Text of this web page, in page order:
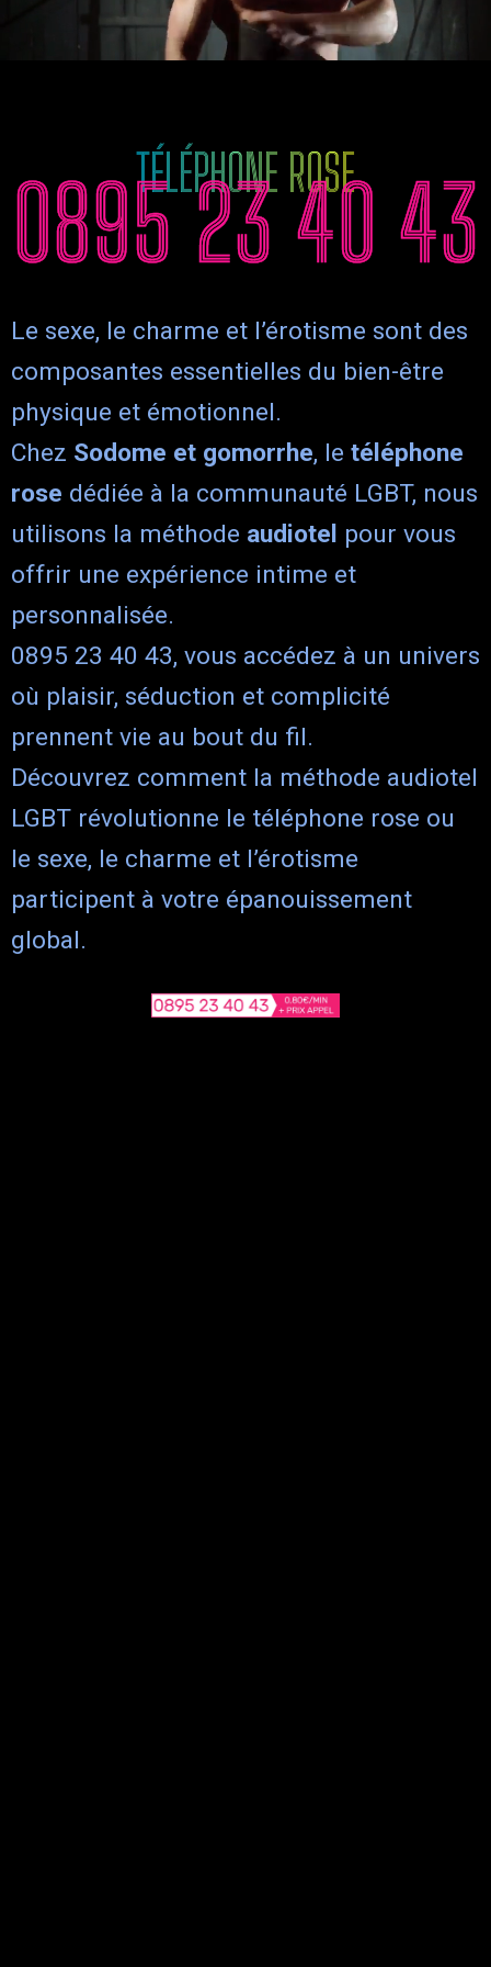
TÉLÉPHONE ROSE
0895 23 40 43
Le sexe, le charme et l’érotisme sont des
composantes essentielles du bien-être
physique et émotionnel.
Chez Sodome et gomorrhe, le téléphone
rose dédiée à la communauté LGBT, nous
utilisons la méthode audiotel pour vous
offrir une expérience intime et
personnalisée.
0895 23 40 43, vous accédez à un univers
où plaisir, séduction et complicité
prennent vie au bout du fil.
Découvrez comment la méthode audiotel
LGBT révolutionne le téléphone rose ou
le sexe, le charme et l’érotisme
participent à votre épanouissement
global.